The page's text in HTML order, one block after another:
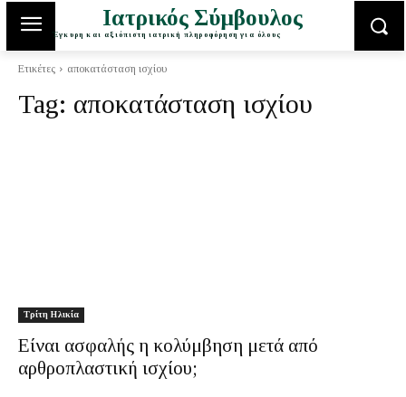
Ιατρικός Σύμβουλος
Έγκυρη και αξιόπιστη ιατρική πληροφόρηση για όλους
Ετικέτες αποκατάσταση ισχίου
Tag: αποκατάσταση ισχίου
Τρίτη Ηλικία
Είναι ασφαλής η κολύμβηση μετά από
αρθροπλαστική ισχίου;